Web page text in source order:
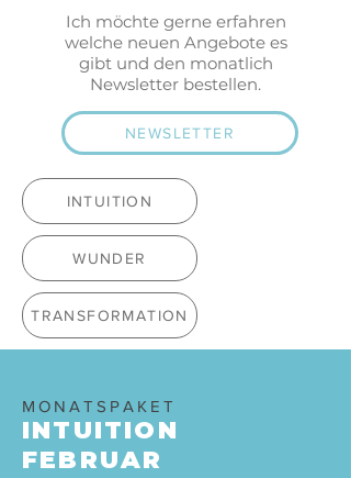
Ich möchte gerne erfahren
welche neuen Angebote es
gibt und den monatlich
Newsletter bestellen.
NEWSLETTER
INTUITION
WUNDER
TRANSFORMATION
MONATSPAKET
INTUITION
FEBRUAR